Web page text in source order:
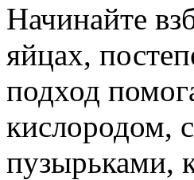
Начинайте
яйцах,
подход
кислородом,
пузырьками,